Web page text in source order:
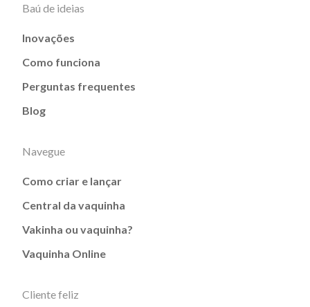
Baú de ideias
Inovações
Como funciona
Perguntas frequentes
Blog
Navegue
Como criar e lançar
Central da vaquinha
Vakinha ou vaquinha?
Vaquinha Online
Cliente feliz